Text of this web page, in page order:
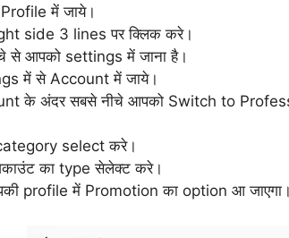
में जाये।
side 3 lines पर क्लिक करे।
से आपको settings में जाना है।
में से Account में जाये।
के अंदर सबसे नीचे आपको Switch to
select करे।
का type सेलेक्ट करे।
profile में Promotion का option आ जाएगा।